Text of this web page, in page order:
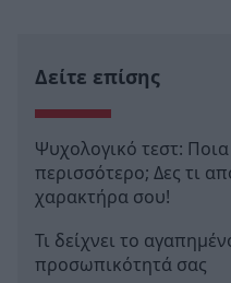
Δείτε επίσης
Ψυχολογικό τεστ:
περισσότερο; Δες τι
χαρακτήρα σου!
Τι δείχνει το
προσωπικότητά σας